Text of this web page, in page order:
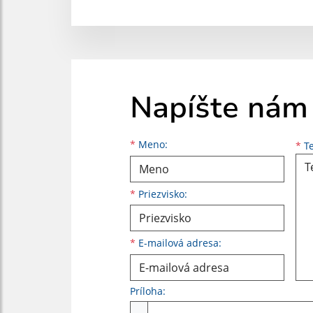
Napíšte nám
* Meno:
Meno
* Priezvisko:
Priezvisko
* E-mailová adresa:
E-mailová adresa *
Príloha: